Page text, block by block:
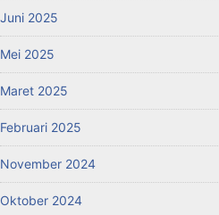
Juni 2025
Mei 2025
Maret 2025
Februari 2025
November 2024
Oktober 2024